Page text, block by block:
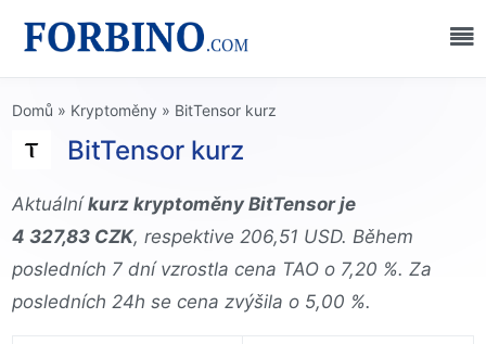
Domů » Kryptoměny » BitTensor kurz
BitTensor kurz
Aktuálníkurz kryptoměny BitTensor je
4 327,83 CZK, respektive 206,51 USD. Během
posledních 7 dní vzrostla cena TAO o 7,20 %. Za
posledních 24h se cena zvýšila o 5,00 %.